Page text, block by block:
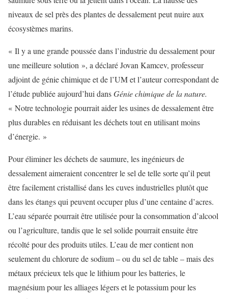
niveaux de sel près des plantes de dessalement peut nuire aux
écosystèmes marins.
« Il y a une grande poussée dans l’industrie du dessalement pour
une meilleure solution », a déclaré Jovan Kamcev, professeur
adjoint de génie chimique et de l’UM et l’auteur correspondant de
l’étude publiée aujourd’hui dansGénie chimique de la nature.
« Notre technologie pourrait aider les usines de dessalement être
plus durables en réduisant les déchets tout en utilisant moins
d’énergie. »
Pour éliminer les déchets de saumure, les ingénieurs de
dessalement aimeraient concentrer le sel de telle sorte qu’il peut
être facilement cristallisé dans les cuves industrielles plutôt que
dans les étangs qui peuvent occuper plus d’une centaine d’acres.
L’eau séparée pourrait être utilisée pour la consommation d’alcool
ou l’agriculture, tandis que le sel solide pourrait ensuite être
récolté pour des produits utiles. L’eau de mer contient non
seulement du chlorure de sodium – ou du sel de table – mais des
métaux précieux tels que le lithium pour les batteries, le
magnésium pour les alliages légers et le potassium pour les